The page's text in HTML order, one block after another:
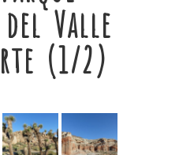
Valle
(1/2)